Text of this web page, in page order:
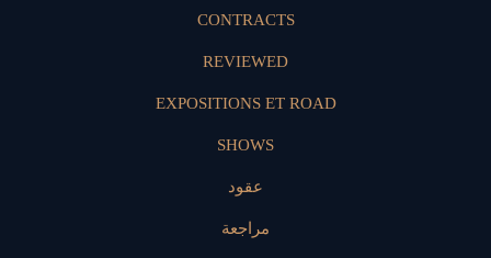
CONTRACTS
REVIEWED
EXPOSITIONS ET ROAD
SHOWS
عقود
مراجعة